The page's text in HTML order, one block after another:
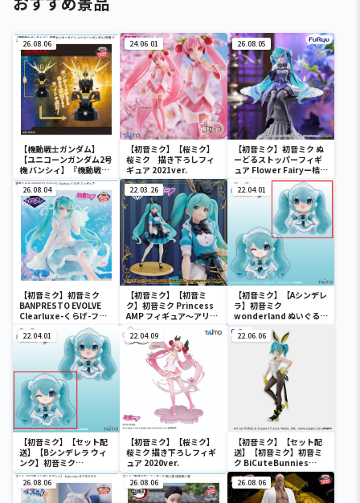
26.08.06
【機動戦士ガンダム】
【ユニコーンガンダム2号
機 バンシィ】『機動戦士
ガンダムUC』 胸像センサ
ーライト-ユニコーンガン
ダム2号機 バンシィ（デ
ストロイモード）-
24.06.01
【初音ミク】【桜ミク】
桜ミク 描き下ろしフィ
ギュア 2021ver.
26.08.05
【初音ミク】初音ミク ぬ
ーどるストッパーフィギ
ュア Flower Fairyー桔梗
ー
26.08.04
【初音ミク】初音ミク
BANPRESTO EVOLVE
Clearluxe-くらげ-フィ
ギュア
22.03.26
【初音ミク】【初音ミ
ク】初音ミク Princess
AMP フィギュア～アリス
ver.～
22.04.01
【初音ミク】【Aシンデレ
ラ】初音ミク
wonderland ぬいぐるみ
vol.4
22.04.01
【初音ミク】【セット配
送】【Bシンデレラ ウィ
ンク】初音ミク
wonderland ぬいぐるみ
vol.4
22.04.09
【初音ミク】【桜ミク】
桜ミク 描き下ろしフィギ
ュア 2020ver.
22.06.06
【初音ミク】【セット配
送】【初音ミク】初音ミ
ク BiCuteBunnies
Figure－ストリートver.
－
26.08.06 26.08.06 26.08.06